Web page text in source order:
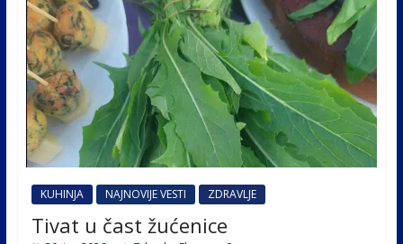
KUHINJA NAJNOVIJE VESTI ZDRAVLJE
Tivat u čast žućenice